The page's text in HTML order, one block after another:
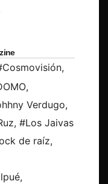
,
,
Verdugo,
, #Los Jaivas
de raíz,
,